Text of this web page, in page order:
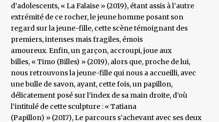
d’adolescents, « La Falaise » (2019), étant assis à l’autre
extrémité de ce rocher, le jeune homme posant son
regard sur la jeune-fille, cette scène témoignant des
premiers, intenses mais fragiles, émois
amoureux. Enfin, un garçon, accroupi, joue aux
billes, « Timo (Billes) » (2019), alors que, proche de lui,
nous retrouvons la jeune-fille qui nous a accueilli, avec
une bulle de savon, ayant, cette fois, un papillon,
délicatement posé sur l’index de sa main droite, d’où
l’intitulé de cette sculpture : « Tatiana
(Papillon) » (2017), Le parcours s’achevant avec ses deux